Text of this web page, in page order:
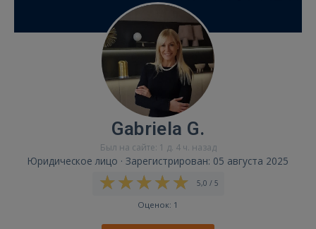
Gabriela G.
Был на сайте: 1 д. 4 ч. назад
Юридическое лицо · Зарегистрирован: 05 августа 2025
5,0 / 5
Оценок: 1